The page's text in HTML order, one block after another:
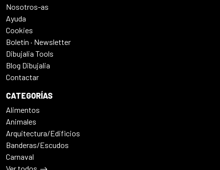
Nosotros-as
Ayuda
Cookies
Boletín · Newsletter
Dibujalia Tools
Blog Dibujalia
Contactar
CATEGORÍAS
Alimentos
Animales
Arquitectura/Edificios
Banderas/Escudos
Carnaval